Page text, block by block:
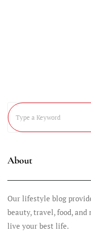
About
Our lifestyle blog
beauty, travel, food,
live your best life.